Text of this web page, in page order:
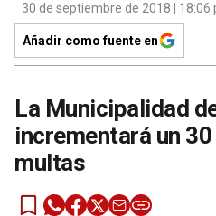
30 de septiembre de 2018 | 18:06
Añadir como fuente en
La Municipalidad
incrementará un
multas